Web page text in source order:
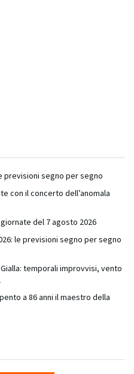
previsioni segno per segno
con il concerto dell’anomala
del 7 agosto 2026
le previsioni segno per segno
temporali improvvisi, vento
a 86 anni il maestro della